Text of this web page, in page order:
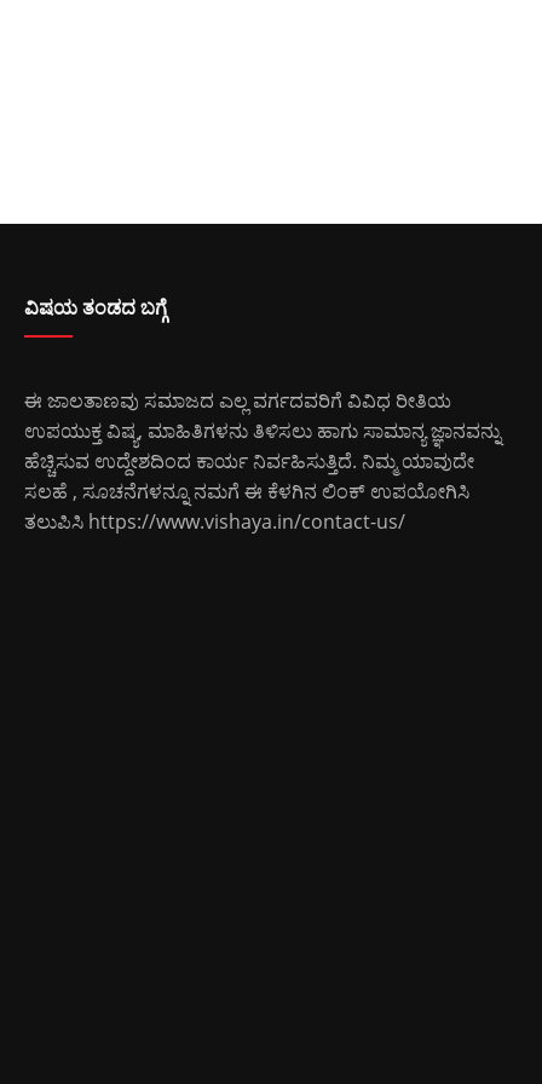
ವಿಷಯ ತಂಡದ ಬಗ್ಗೆ
ಈ ಜಾಲತಾಣವು ಸಮಾಜದ ಎಲ್ಲ ವರ್ಗದವರಿಗೆ ವಿವಿಧ ರೀತಿಯ
ಉಪಯುಕ್ತ ವಿಷ್ಯ, ಮಾಹಿತಿಗಳನು ತಿಳಿಸಲು ಹಾಗು ಸಾಮಾನ್ಯ ಜ್ಞಾನವನ್ನು
ಹೆಚ್ಚಿಸುವ ಉದ್ದೇಶದಿಂದ ಕಾರ್ಯ ನಿರ್ವಹಿಸುತ್ತಿದೆ. ನಿಮ್ಮ ಯಾವುದೇ
ಸಲಹೆ , ಸೂಚನೆಗಳನ್ನೂ ನಮಗೆ ಈ ಕೆಳಗಿನ ಲಿಂಕ್ ಉಪಯೋಗಿಸಿ
ತಲುಪಿಸಿ https://www.vishaya.in/contact-us/